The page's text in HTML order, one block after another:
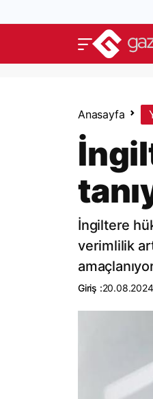
Anasayfa
İngiltere
verimlilik
Giriş :